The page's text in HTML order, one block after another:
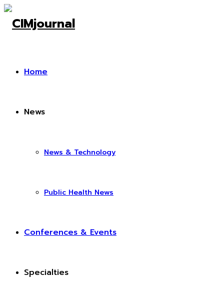
Home
News
News & Technology
Public Health News
Conferences & Events
Specialties